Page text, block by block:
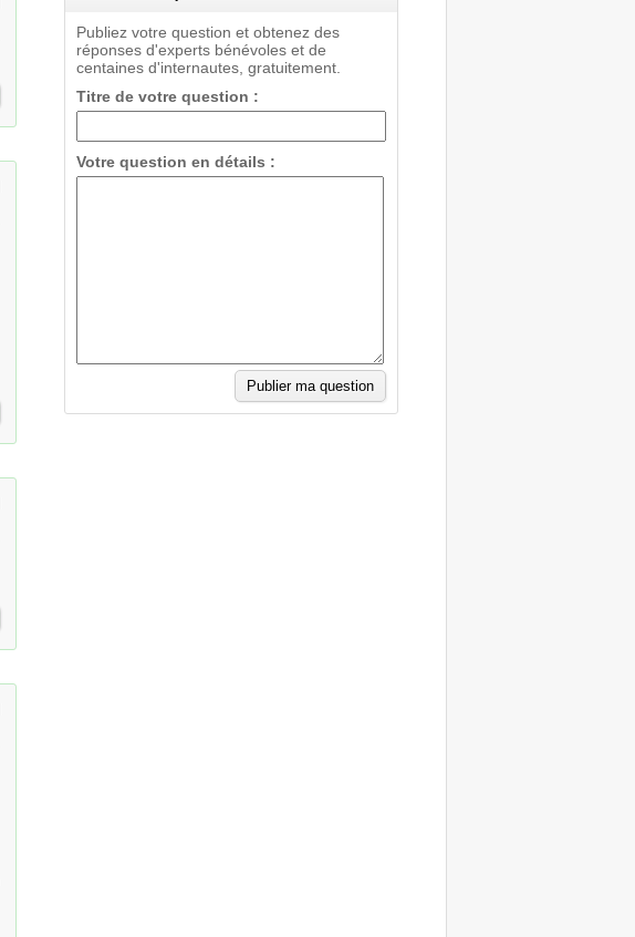
Publiez votre question et obtenez des
réponses d'experts bénévoles et de
centaines d'internautes, gratuitement.
Titre de votre question :
Votre question en détails :